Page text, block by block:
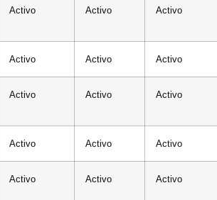
Activo Activo Activo
Activo Activo Activo
Activo Activo Activo
Activo Activo Activo
Activo Activo Activo